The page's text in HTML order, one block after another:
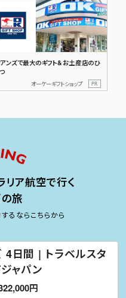
ンズで最大のギフト&お土産店のひ
オーケーギフトショップ
リア航空で行く
旅
るならこちらから
4日間 | トラベルスタ
ャパン
円